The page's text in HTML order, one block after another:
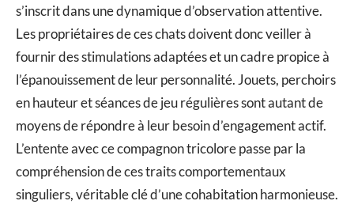
s’inscrit dans une dynamique d’observation attentive.
Les propriétaires de ces chats doivent donc veiller à
fournir des stimulations adaptées et un cadre propice à
l’épanouissement de leur personnalité. Jouets, perchoirs
en hauteur et séances de jeu régulières sont autant de
moyens de répondre à leur besoin d’engagement actif.
L’entente avec ce compagnon tricolore passe par la
compréhension de ces traits comportementaux
singuliers, véritable clé d’une cohabitation harmonieuse.